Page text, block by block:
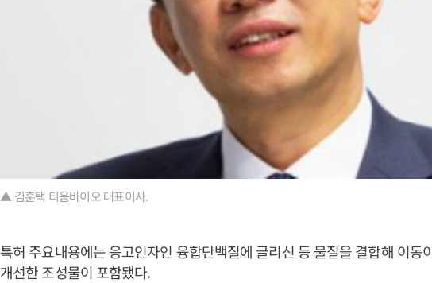
▲ 김훈택 티움바이오 대표이사.
특허 주요내용에는 응고인자인 융합단백질에 글리신 등 물질을 결합해 이동
개선한 조성물이 포함됐다.